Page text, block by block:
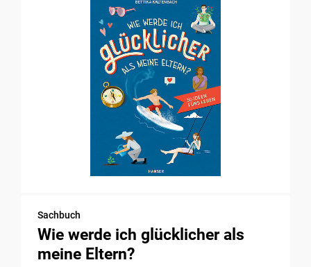
Sachbuch
Wie werde ich glücklicher als
meine Eltern?